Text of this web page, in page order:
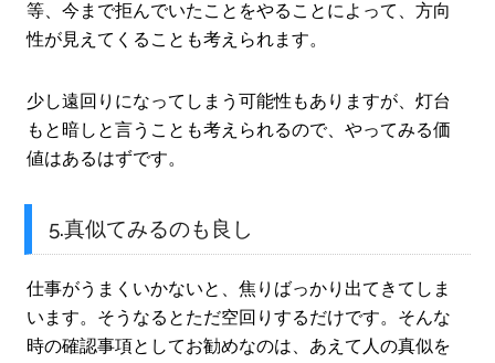
等、今まで拒んでいたことをやることによって、方向
性が見えてくることも考えられます。
少し遠回りになってしまう可能性もありますが、灯台
もと暗しと言うことも考えられるので、やってみる価
値はあるはずです。
5.真似てみるのも良し
仕事がうまくいかないと、焦りばっかり出てきてしま
います。そうなるとただ空回りするだけです。そんな
時の確認事項としてお勧めなのは、あえて人の真似を